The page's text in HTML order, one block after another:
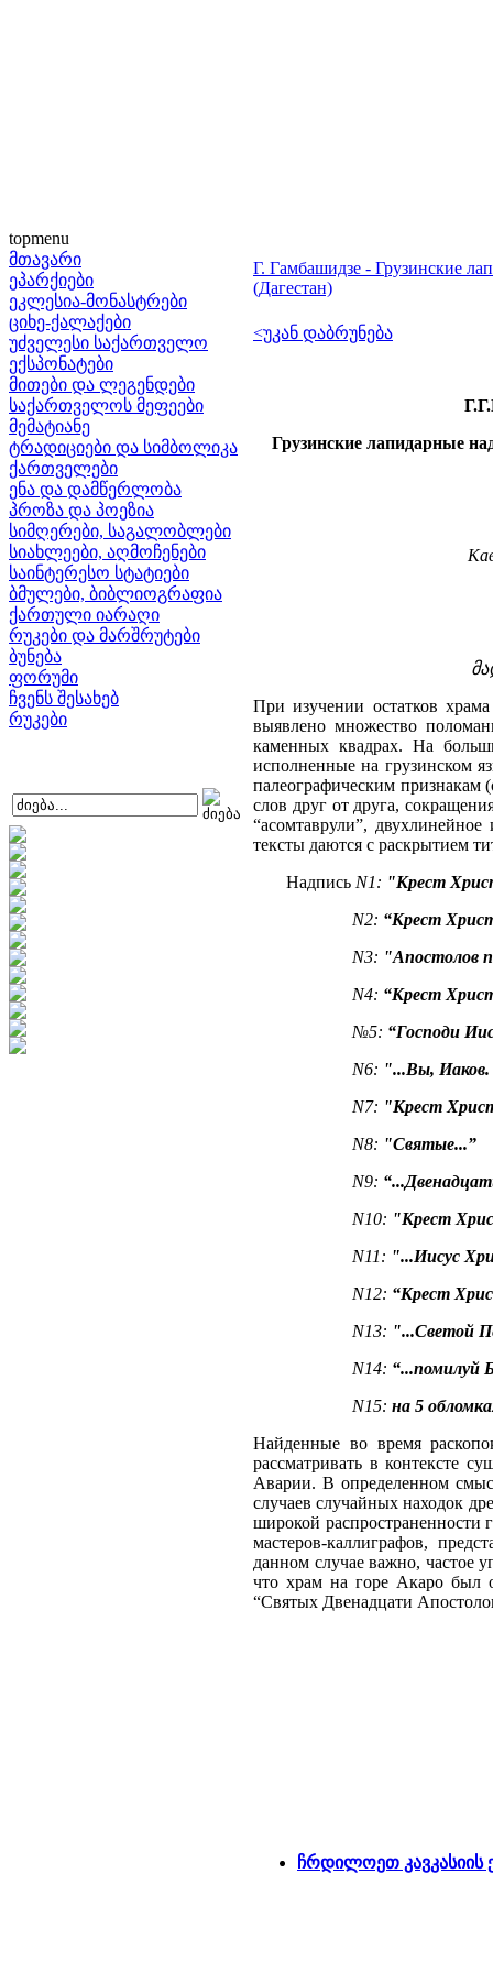
topmenu
მთავარი
ეპარქიები
ეკლესია-მონასტრები
ციხე-ქალაქები
უძველესი საქართველო
ექსპონატები
მითები და ლეგენდები
საქართველოს მეფეები
მემატიანე
ტრადიციები და სიმბოლიკა
ქართველები
ენა და დამწერლობა
პროზა და პოეზია
სიმღერები, საგალობლები
სიახლეები, აღმოჩენები
საინტერესო სტატიები
ბმულები, ბიბლიოგრაფია
ქართული იარაღი
რუკები და მარშრუტები
ბუნება
ფორუმი
ჩვენს შესახებ
რუკები
Г. Гамбашидзе - Грузинские
(Дагестан)
<უკან დაბრუნება
Грузинские лапидарные
При изучении остатков
выявлено множество
каменных квадрах. На
исполненные на грузинском
палеографическим признакам
слов друг от друга,
“асомтаврули”,
тексты даются с раскрытием
Надпись N1: "Крест
N2: “Крест
N3: "Апостолов
N4: “Крест
№5: “Господи
N6: "...Вы,
N7: "Крест
N8: "Святые...”
N9:
N10: "Крест
N11: "...Иисус
N12: “Крест
N13: "...Светой
N14: “...помилуй
N15: на 5
Найденные во время
рассматривать в контексте
Аварии. В определенном
случаев случайных находок
широкой распространенности
мастеров-каллиграфов,
данном случае важно, частое
что храм на горе Акаро был
“Святых Двенадцати
ჩრდილოეთ